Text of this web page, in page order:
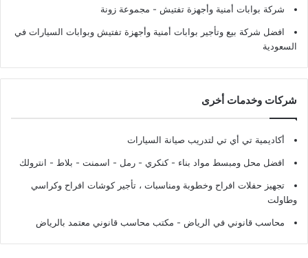
شركة بوابات أمنية وأجهزة تفتيش - مجموعة زونة
افضل شركة بيع وتأجير بوابات أمنية وأجهزة تفتيش وبوابات السيارات في
السعودية
شركات وخدمات أخرى
أكاديمية تي أي تي لتدريب صيانة السيارات
افضل محل ومبسط مواد بناء - كنكري - رمل - اسمنت - بلاط - انترولك
تجهيز حفلات افراح وخطوبة ومناسبات ، تأجير كوشات افراح وكراسي
وطاولت
محاسب قانوني في الرياض - مكتب محاسب قانوني معتمد بالرياض